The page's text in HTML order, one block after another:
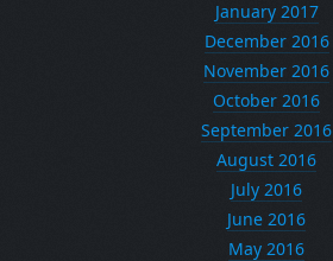
January 2017
December 2016
November 2016
October 2016
September 2016
August 2016
July 2016
June 2016
May 2016